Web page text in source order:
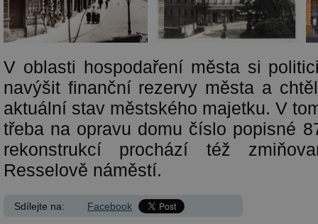
V oblasti hospodaření města si
navýšit finanční rezervy města a
aktuální stav městského majetku. V
třeba na opravu domu číslo popisné
rekonstrukcí prochází též
Resselově náměstí.
Sdílejte na: Facebook